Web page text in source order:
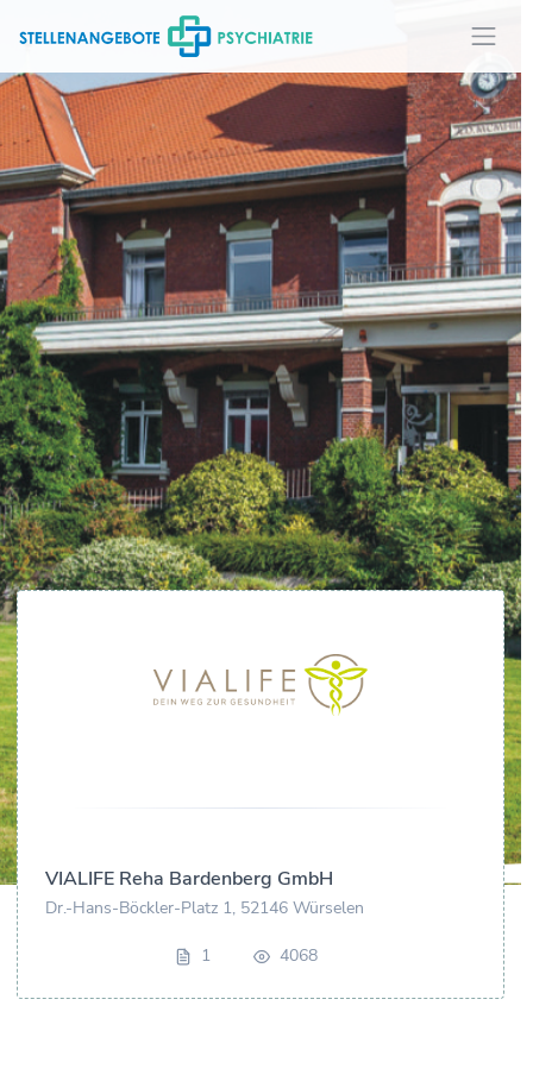
VIALIFE Reha Bardenberg GmbH
Dr.-Hans-Böckler-Platz 1, 52146 Würselen
1 4068